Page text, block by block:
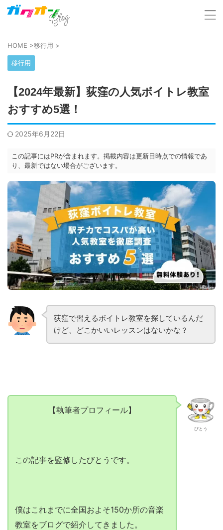
HOME >移行用 >
移行用
【2024年最新】荻窪の人気ボイトレ教室
おすすめ5選！
2025年6月22日
この記事にはPRが含まれます。掲載内容は更新日時点での情報であ
り、最新ではない場合がございます。
荻窪で習えるボイトレ教室を探しているんだ
けど、どこかいいレッスンはないかな？
びとう
【執筆者プロフィール】
この記事を監修したびとうです。
僕はこれまでに全国およそ150か所の音楽
教室をブログで紹介してきました。